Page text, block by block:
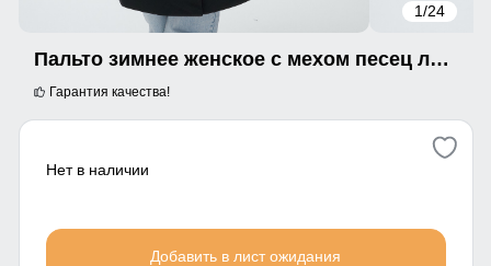
1/24
Пальто зимнее женское с мехом песец люкс класса черного цвета 5071Ch
Гарантия качества!
Нет в наличии
Добавить в лист ожидания